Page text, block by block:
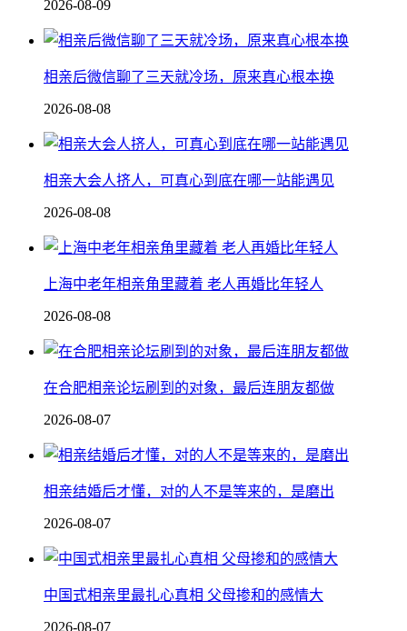
2026-08-09
相亲后微信聊了三天就冷场，原来真心根本换
2026-08-08
相亲大会人挤人，可真心到底在哪一站能遇见
2026-08-08
上海中老年相亲角里藏着 老人再婚比年轻人
2026-08-08
在合肥相亲论坛刷到的对象，最后连朋友都做
2026-08-07
相亲结婚后才懂，对的人不是等来的，是磨出
2026-08-07
中国式相亲里最扎心真相 父母掺和的感情大
2026-08-07